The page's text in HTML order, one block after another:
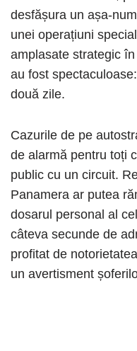
desfășura un așa-
unei operațiuni
amplasate strategic
au fost
două zile.
Cazurile de pe
de alarmă pentru toți
public cu un circuit.
Panamera ar putea
dosarul personal al
câteva secunde de
profitat de
un avertisment